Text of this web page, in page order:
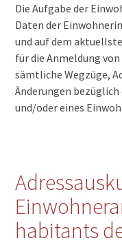
Die Aufgabe der
Daten der
und auf dem
für die Anmeldung
sämtliche Wegzüge,
Änderungen
und/oder eines
habitants